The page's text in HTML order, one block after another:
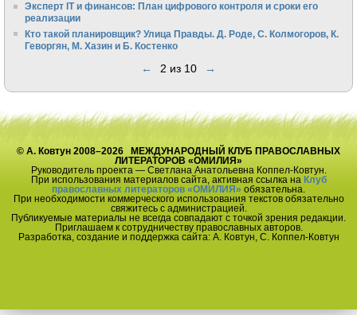
Эксперт IT и финансов: План цифрового контроля и сроки его
реализации
Кто такой планировщик? Улица Правды. Д. Роде, С. Колмогоров, К.
Геворгян, М. Хазин и Б. Костенко
← 2 из 10 →
© А. Ковтун 2008–2026 МЕЖДУНАРОДНЫЙ КЛУБ ПРАВОСЛАВНЫХ
ЛИТЕРАТОРОВ «ОМИЛИЯ»
Руководитель проекта — Светлана Анатольевна Коппел-Ковтун.
При использования материалов сайта, активная ссылка на Клуб
православных литераторов «ОМИЛИЯ» обязательна.
При необходимости коммерческого использования текстов обязательно
свяжитесь с администрацией.
Публикуемые материалы не всегда совпадают с точкой зрения редакции.
Приглашаем к сотрудничеству православных авторов.
Разработка, создание и поддержка сайта: А. Ковтун, С. Коппел-Ковтун